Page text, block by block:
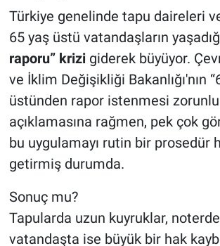
Türkiye genelinde tapu daireleri
65 yaş üstü vatandaşların
raporu” krizigiderek büyüyor.
ve İklim Değişikliği Bakanlığı'nın
üstünden rapor istenmesi
açıklamasına rağmen, pek çok
bu uygulamayı rutin bir prosedür
getirmiş durumda.
Sonuç mu?
Tapularda uzun kuyruklar,
vatandaşta ise büyük bir hak